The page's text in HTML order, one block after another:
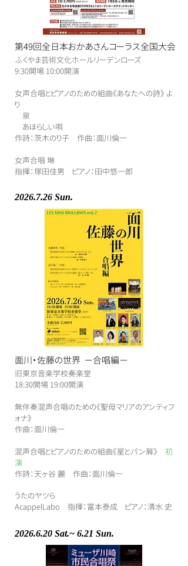
第49回全日本おかあさんコーラス全国大会
ふくやま芸術文化ホールリーデンローズ
​9:30開場 10:00開演
女声合唱とピアノのための組曲《あなたへの詩》 よ
り
泉
あほらしい唄
作詩：茨木のり子 作曲：面川倫一
女声合唱 琳
指揮：塚田佳男 ピアノ：田中悠一郎
2026.7.26 Sun.
面川・佐藤の世界 −合唱編−
旧東京音楽学校奏楽堂
​18:30開場 19:00開演
​無伴奏混声合唱のための《聖母マリアのアンティフ
ォナ》
作曲：面川倫一
混声合唱とピアノのための組曲《星とパン屑》 初
演
作詩：天ヶ谷 麗 作曲：面川倫一
うたのヤツら
AcappelLabo ​指揮：富本泰成 ピアノ：清水 史
2026.6.20 Sat.~ 6.21 Sun.